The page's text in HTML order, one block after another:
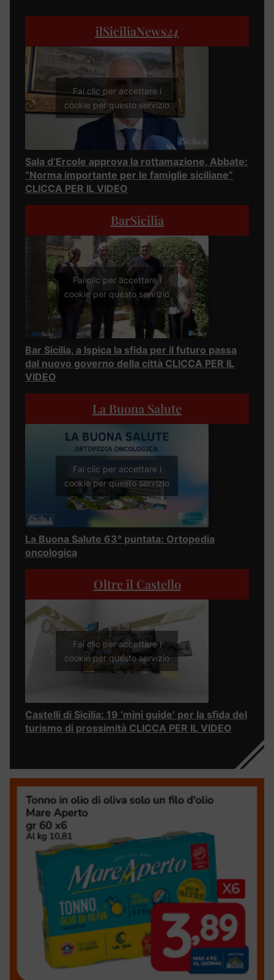
ilSiciliaNews24
Fai clic per accettare i
cookie per questo servizio
Sala d’Ercole approva la rottamazione, Abbate:
“Norma importante per le famiglie siciliane”
CLICCA PER IL VIDEO
BarSicilia
Fai clic per accettare i
cookie per questo servizio
Bar Sicilia, a Ispica la sfida per il futuro passa
dal nuovo governo della città CLICCA PER IL
VIDEO
La Buona Salute
Fai clic per accettare i
cookie per questo servizio
La Buona Salute 63° puntata: Ortopedia
oncologica
Oltre il Castello
Fai clic per accettare i
cookie per questo servizio
Castelli di Sicilia: 19 ‘mini guide’ per la sfida del
turismo di prossimità CLICCA PER IL VIDEO